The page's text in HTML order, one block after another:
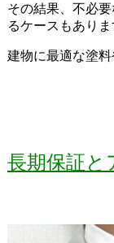
その結果、不必
るケースもあり
建物に最適な塗料
長期保証と